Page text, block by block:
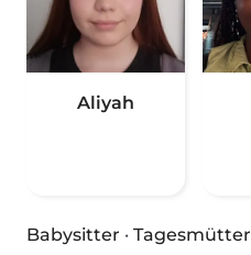
Aliyah
Babysitter · Tagesmütter